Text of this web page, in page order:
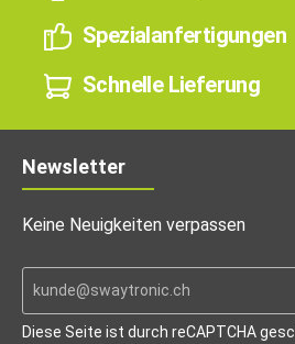
Spezialanfertigungen
Schnelle Lieferung
Newsletter
Keine Neuigkeiten verpassen
Diese Seite ist durch reCAPTCHA